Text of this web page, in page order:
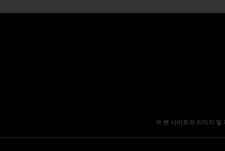
※ 본 사이트의 이미지 및